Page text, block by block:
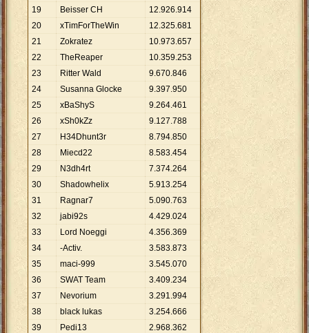
19
Beisser CH 12.926.914
20
xTimForTheWin 12.325.681
21
Zokratez 10.973.657
22
TheReaper 10.359.253
23
Ritter Wald 9.670.846
24
Susanna Glocke 9.397.950
25
xBaShyS 9.264.461
26
xSh0kZz 9.127.788
27
H34Dhunt3r 8.794.850
28
Miecd22 8.583.454
29
N3dh4rt 7.374.264
30
Shadowhelix 5.913.254
31
Ragnar7 5.090.763
32
jabi92s 4.429.024
33
Lord Noeggi 4.356.369
34
-Activ. 3.583.873
35
maci-999 3.545.070
36
SWAT Team 3.409.234
37
Nevorium 3.291.994
38
black lukas 3.254.666
39
Pedi13 2.968.362